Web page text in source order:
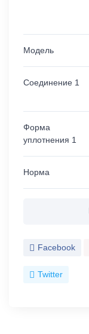
Модель
Соединение 1
Форма
уплотнения 1
Норма
Facebook
Twitter